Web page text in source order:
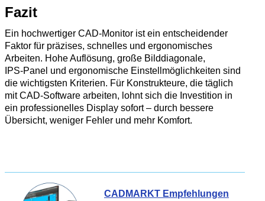
Fazit
Ein hochwertiger CAD‑Monitor ist ein entscheidender
Faktor für präzises, schnelles und ergonomisches
Arbeiten. Hohe Auflösung, große Bilddiagonale,
IPS‑Panel und ergonomische Einstellmöglichkeiten sind
die wichtigsten Kriterien. Für Konstrukteure, die täglich
mit CAD‑Software arbeiten, lohnt sich die Investition in
ein professionelles Display sofort – durch bessere
Übersicht, weniger Fehler und mehr Komfort.
CADMARKT Empfehlungen